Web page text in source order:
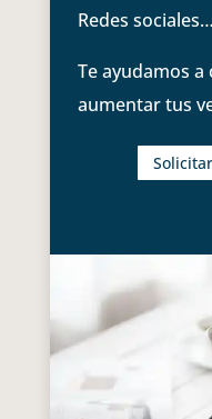
Redes sociales…
Te ayudamos
aumentar tus